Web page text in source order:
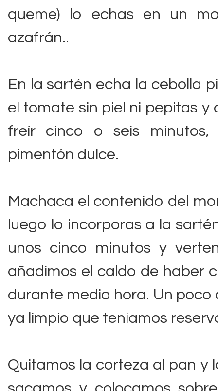
queme) lo echas en un
azafrán..
En la sartén echa la cebolla
el tomate sin piel ni pepitas
freír cinco o seis
pimentón dulce.
Machaca el contenido del
luego lo incorporas a la
unos cinco minutos y
añadimos el caldo de haber
durante media hora. Un
ya limpio que teniamos
Quitamos la corteza al pan y